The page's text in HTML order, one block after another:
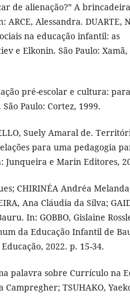
de alienação?” A
ARCE, Alessandra. DUARTE,
na educação infantil: as
e Elkonin. São Paulo: Xamã,
pré-escolar e cultura:
Paulo: Cortez, 1999.
Suely Amaral de.
para uma pedagogia
Junqueira e Marin Editores,
CHIRINÉA Andréa
Ana Cláudia da Silva;
In: GOBBO, Gislaine
da Educação Infantil de
2022. p. 15-34.
palavra sobre Currículo na
TSUHAKO,